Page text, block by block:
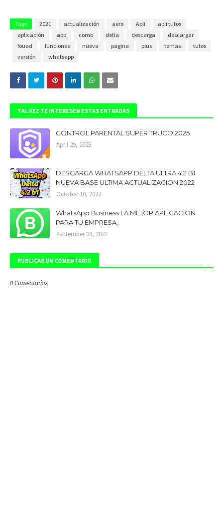
Tags 2021 actualización aero Apli
apli tutos
aplicación
app como delta descarga
descargar
fouad
funciones nueva pagina plus temas
tutos
versión
whatsapp
TAL VEZ TE INTERESEN ESTAS ENTRADAS
CONTROL PARENTAL SUPER TRUCO 2025
April 29, 2025
DESCARGA WHATSAPP DELTA ULTRA 4.2 B1
NUEVA BASE ULTIMA ACTUALIZACION 2022
October 10, 2022
WhatsApp Business LA MEJOR APLICACION
PARA TU EMPRESA.
September 09, 2022
PUBLICAR UN COMENTARIO
0 Comentarios